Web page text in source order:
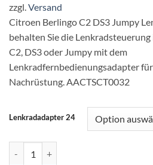
zzgl. Versand
Citroen Berlingo C2 DS3 Jumpy
behalten Sie die
C2, DS3 oder Jumpy mit dem
Lenkradfernbedienungsadapter
Nachrüstung. AACTSCT0032
Lenkradadapter 24